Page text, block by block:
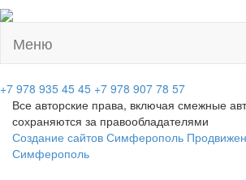
Меню
+7 978 935 45 45 +7 978 907 78 57
Все авторские права, включая смежные
сохраняются за правообладателями
Создание сайтов Симферополь
Симферополь